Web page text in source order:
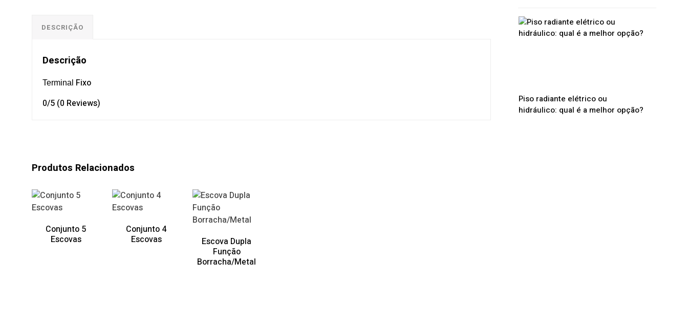
DESCRIÇÃO
Descrição
Terminal Fixo
0/5 (0 Reviews)
Produtos Relacionados
Conjunto 5
Escovas
Conjunto 4
Escovas
Escova Dupla
Função
Borracha/Metal
Piso radiante elétrico ou
hidráulico: qual é a melhor opção?